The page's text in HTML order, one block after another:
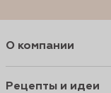
О компании
Рецепты и идеи